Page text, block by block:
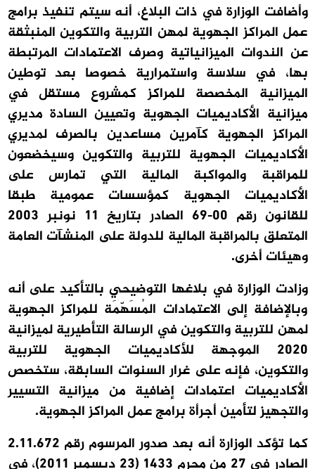
وأضافت الوزارة في ذات البلاغ، أنه سيتم تنفيذ برامج
عمل المراكز الجهوية لمهن التربية والتكوين المنبثقة
عن الندوات الميزانياتية وصرف الاعتمادات المرتبطة
بها، في سلاسة واستمرارية خصوصا بعد توطين
الميزانية المخصصة للمراكز كمشروع مستقل في
ميزانية الأكاديميات الجهوية وتعيين السادة مديري
المراكز الجهوية كآمرين مساعدين بالصرف لمديري
الأكاديميات الجهوية للتربية والتكوين وسيخضعون
للمراقبة والمواكبة المالية التي تمارس على
الأكاديميات الجهوية كمؤسسات عمومية طبقا
للقانون رقم 00-69 الصادر بتاريخ 11 نونبر 2003
المتعلق بالمراقبة المالية للدولة على المنشآت العامة
وهيئات أخرى.
وزادت الوزارة في بلاغها التوضيحي بالتأكيد على أنه
وبالإضافة إلى الاعتمادات المُسَهّمَة للمراكز الجهوية
لمهن للتربية والتكوين في الرسالة التأطيرية لميزانية
2020 الموجهة للأكاديميات الجهوية للتربية
والتكوين، فإنه على غرار السنوات السابقة، ستخصص
الأكاديميات اعتمادات إضافية من ميزانية التسيير
والتجهيز لتأمين أجرأة برامج عمل المراكز الجهوية.
كما تؤكد الوزارة أنه بعد صدور المرسوم رقم 2.11.672
الصادر في 27 من محرم 1433 (23 ديسمبر 2011)، في